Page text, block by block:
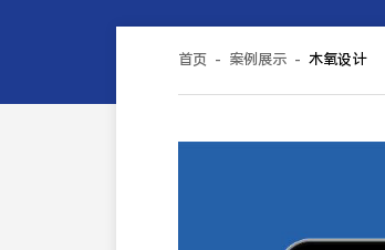
首页 - 案例展示 - 木氧设计